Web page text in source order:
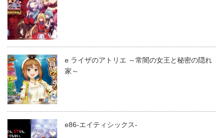
e ライザのアトリエ ～常闇の女王と秘密の隠れ
家～
e86-エイティシックス-